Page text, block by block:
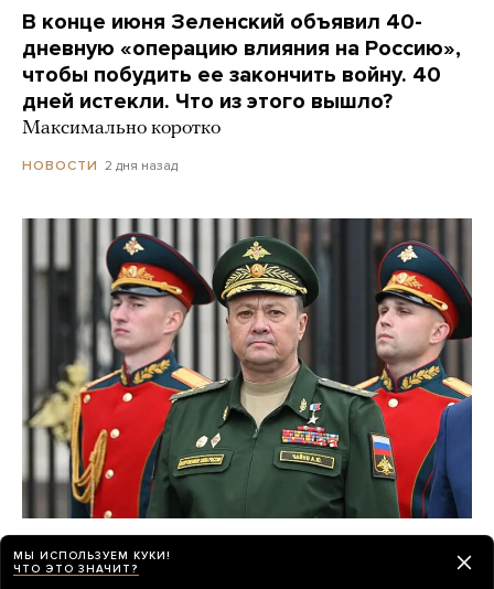
В конце июня Зеленский объявил 40-
дневную «операцию влияния на Россию»,
чтобы побудить ее закончить войну. 40
дней истекли. Что из этого вышло?
Максимально коротко
НОВОСТИ 2 дня назад
После предполагаемого покушения
на главкома ВКС Александра Чайко
МЫ ИСПОЛЬЗУЕМ КУКИ!
ЧТО ЭТО ЗНАЧИТ?